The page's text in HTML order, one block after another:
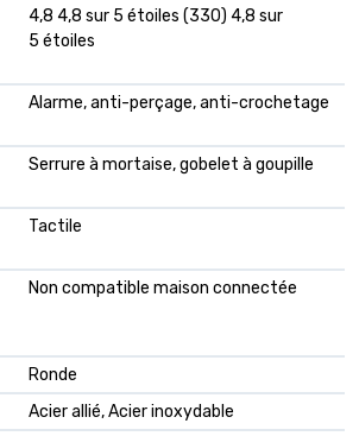
4,8 4,8 sur 5 étoiles (330) 4,8 sur
5 étoiles
Alarme, anti-perçage, anti-crochetage
Serrure à mortaise, gobelet à goupille
Tactile
Non compatible maison connectée
Ronde
Acier allié, Acier inoxydable